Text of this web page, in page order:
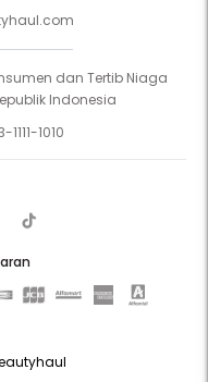
dan Tertib Niaga
Indonesia
1010